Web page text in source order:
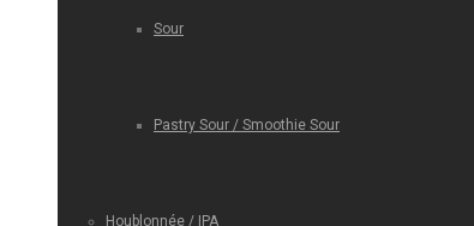
Sour
Pastry Sour / Smoothie Sour
Houblonnée / IPA